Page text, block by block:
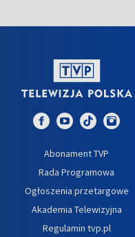
Abonament TVP
Rada Programowa
Ogłoszenia przetargowe
Akademia Telewizyjna
Regulamin tvp.pl